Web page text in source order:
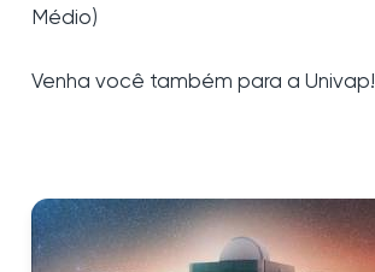
Médio)
Venha você também para a Univap!